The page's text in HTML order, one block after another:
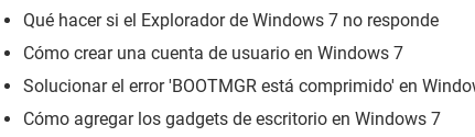
Qué hacer si el Explorador de Windows 7 no responde
Cómo crear una cuenta de usuario en Windows 7
Solucionar el error 'BOOTMGR está comprimido' en
Cómo agregar los gadgets de escritorio en Windows 7